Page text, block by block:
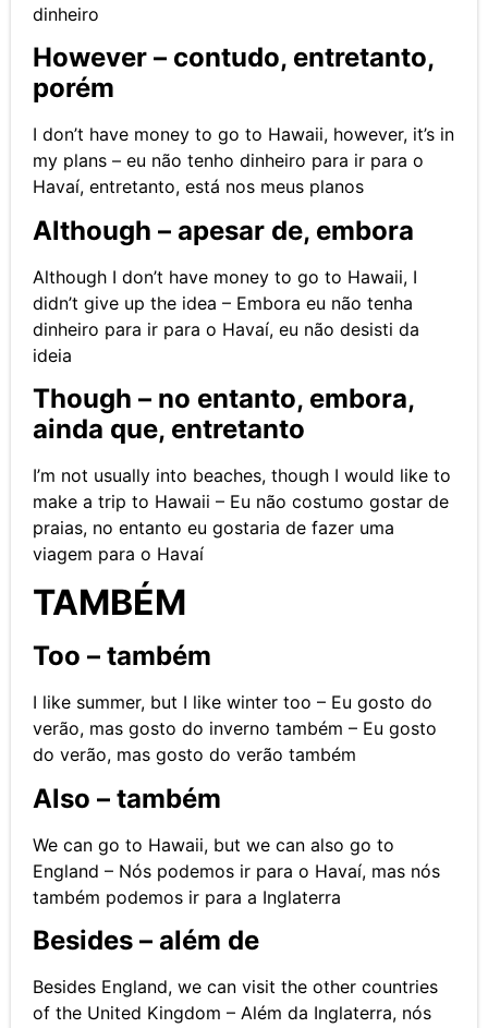
dinheiro
However – contudo, entretanto,
porém
I don’t have money to go to Hawaii, however, it’s in
my plans – eu não tenho dinheiro para ir para o
Havaí, entretanto, está nos meus planos
Although – apesar de, embora
Although I don’t have money to go to Hawaii, I
didn’t give up the idea – Embora eu não tenha
dinheiro para ir para o Havaí, eu não desisti da
ideia
Though – no entanto, embora,
ainda que, entretanto
I’m not usually into beaches, though I would like to
make a trip to Hawaii – Eu não costumo gostar de
praias, no entanto eu gostaria de fazer uma
viagem para o Havaí
TAMBÉM
Too – também
I like summer, but I like winter too – Eu gosto do
verão, mas gosto do inverno também – Eu gosto
do verão, mas gosto do verão também
Also – também
We can go to Hawaii, but we can also go to
England – Nós podemos ir para o Havaí, mas nós
também podemos ir para a Inglaterra
Besides – além de
Besides England, we can visit the other countries
of the United Kingdom – Além da Inglaterra, nós